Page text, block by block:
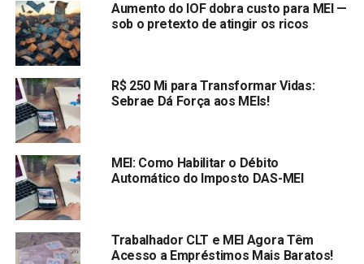
Compartilhar:
Copy
Link
WhatsApp
TÓPICOS RELACIONADOS: MEI
PRÓXIMA:
Para salvar os filhos da Polícia federal, Bolsonaro
sacrifica o governo
NÃO PERCA:
Auxílio emergencial: Caixa vai antecipar o
pagamento da segunda parcela; veja quando irá
receber
Aumento do IOF dobra custo para MEI —
sob o pretexto de atingir os ricos
R$ 250 Mi para Transformar Vidas:
Sebrae Dá Força aos MEIs!
MEI: Como Habilitar o Débito
Automático do Imposto DAS-MEI
Trabalhador CLT e MEI Agora Têm
Acesso a Empréstimos Mais Baratos!